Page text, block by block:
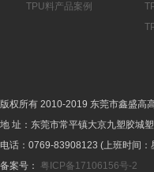
TPU料产品案例
版权所有 2010-2019 东莞市鑫盛高
地 址：东莞市常平镇大京九塑胶城
电话：0769-83908123 (上班时
备案号： 粤ICP备17106156号-2